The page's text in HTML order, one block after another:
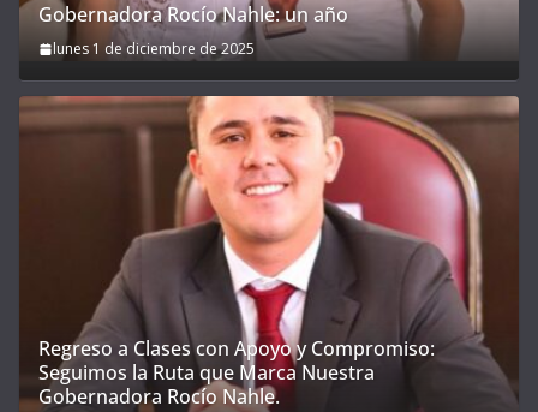
Gobernadora Rocío Nahle: un año
lunes 1 de diciembre de 2025
Regreso a Clases con Apoyo y Compromiso:
Seguimos la Ruta que Marca Nuestra
Gobernadora Rocío Nahle.